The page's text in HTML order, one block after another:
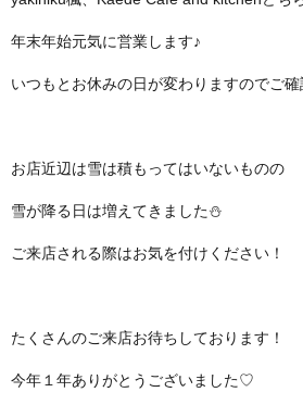
年末年始元気に営業します♪
いつもとお休みの日が変わりますのでご確
お店近辺は雪は積もってはいないものの
雪が降る日は増えてきました⛄
ご来店される際はお気を付けください！
たくさんのご来店お待ちしております！
今年１年ありがとうございました♡